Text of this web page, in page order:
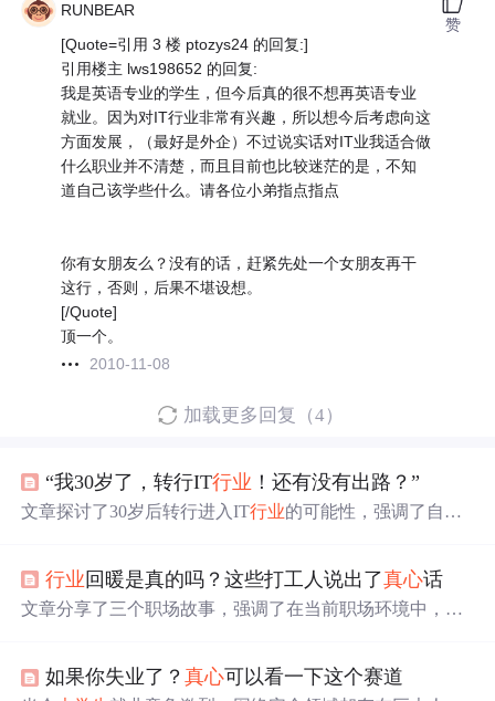
RUNBEAR
[Quote=引用 3 楼 ptozys24 的回复:]
引用楼主 lws198652 的回复:
我是英语专业的学生，但今后真的很不想再英语专业
就业。因为对IT行业非常有兴趣，所以想今后考虑向这
方面发展，（最好是外企）不过说实话对IT业我适合做
什么职业并不清楚，而且目前也比较迷茫的是，不知
道自己该学些什么。请各位小弟指点指点
你有女朋友么？没有的话，赶紧先处一个女朋友再干
这行，否则，后果不堪设想。
[/Quote]
顶一个。
2010-11-08
赞
加载更多回复（4）
“我30岁了，转行IT行业 ！还有没有出路？”
文章探讨了30岁后转行进入IT行业的可能性，强调了自我
对 行业 竞争，如Python等。同时，IT行业尤其是Python方向
仍有广阔前景，适合作为职业转型的选择。,
行业 回暖是真的吗？这些打工人说出了真心话
文章分享了三个职场故事，强调了在当前职场环境中，技
是对00后职场新人的重新认识，都显示出技术技能在职场
如果你失业了？真心可以看一下这个赛道